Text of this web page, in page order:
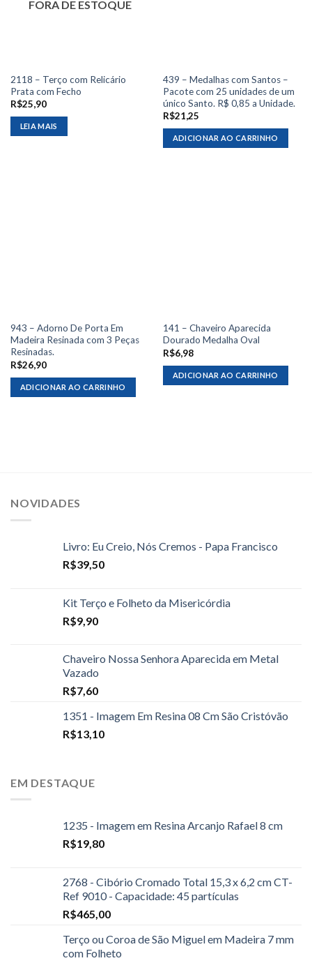
FORA DE ESTOQUE
2118 – Terço com Relicário
Prata com Fecho
R$25,90
LEIA MAIS
439 – Medalhas com Santos –
Pacote com 25 unidades de um
único Santo. R$ 0,85 a Unidade.
R$21,25
ADICIONAR AO CARRINHO
943 – Adorno De Porta Em
Madeira Resinada com 3 Peças
Resinadas.
R$26,90
ADICIONAR AO CARRINHO
141 – Chaveiro Aparecida
Dourado Medalha Oval
R$6,98
ADICIONAR AO CARRINHO
NOVIDADES
Livro: Eu Creio, Nós Cremos - Papa Francisco
R$39,50
Kit Terço e Folheto da Misericórdia
R$9,90
Chaveiro Nossa Senhora Aparecida em Metal
Vazado
R$7,60
1351 - Imagem Em Resina 08 Cm São Cristóvão
R$13,10
EM DESTAQUE
1235 - Imagem em Resina Arcanjo Rafael 8 cm
R$19,80
2768 - Cibório Cromado Total 15,3 x 6,2 cm CT-
Ref 9010 - Capacidade: 45 partículas
R$465,00
Terço ou Coroa de São Miguel em Madeira 7 mm
com Folheto